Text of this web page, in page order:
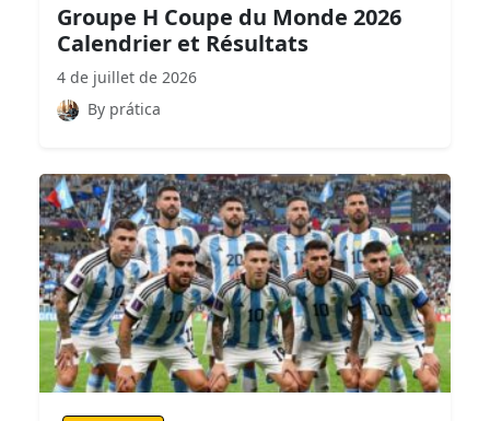
Groupe H Coupe du Monde 2026
Calendrier et Résultats
4 de juillet de 2026
By prática